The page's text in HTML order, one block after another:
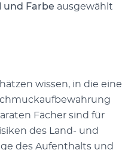
und Farbe ausgewählt
wissen, in die eine
Fächer sind für
des Land- und
des Aufenthalts und